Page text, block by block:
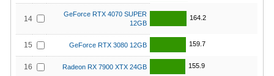
14
GeForce RTX 4070 SUPER
12GB
164.2
15 GeForce RTX 3080 12GB 159.7
16 Radeon RX 7900 XTX 24GB 155.9